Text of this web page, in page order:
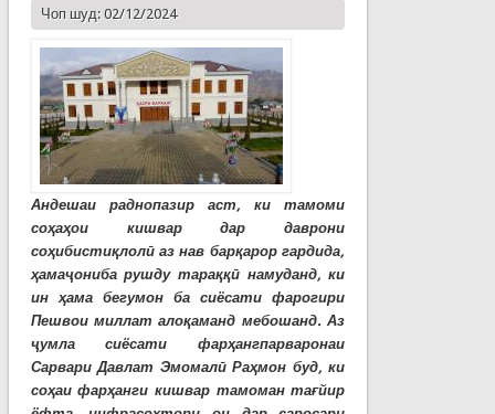
Чоп шуд: 02/12/2024
Андешаи раднопазир аст, ки тамоми
соҳаҳои кишвар дар даврони
соҳибистиқлолӣ аз нав барқарор гардида,
ҳамаҷониба рушду тараққӣ намуданд, ки
ин ҳама бегумон ба сиёсати фарогири
Пешвои миллат алоқаманд мебошанд. Аз
ҷумла сиёсати фарҳангпарваронаи
Сарвари Давлат Эмомалӣ Раҳмон буд, ки
соҳаи фарҳанги кишвар тамоман тағйир